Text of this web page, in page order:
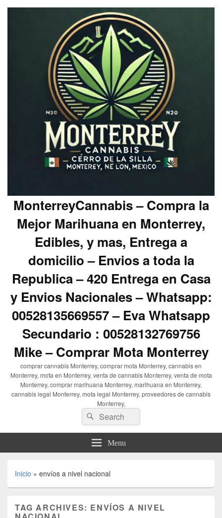
MonterreyCannabis – Compra la
Mejor Marihuana en Monterrey,
Edibles, y mas, Entrega a
domicilio – Envios a toda la
Republica – 420 Entrega en Casa
y Envios Nacionales – Whatsapp:
00528135669557 – Eva Whatsapp
Secundario : 00528132769756
Mike – Comprar Mota Monterrey
comprar cannabis Monterrey, comprar mota Monterrey, cannabis en
Monterrey, mota en Monterrey, venta de cannabis Monterrey, venta de mota
Monterrey, comprar marihuana Monterrey, marihuana en Monterrey,
cannabis legal Monterrey, mota legal Monterrey, proveedores de cannabis
Monterrey,
Search
for:
Search
Menu
Inicio » envíos a nivel nacional
TAG ARCHIVES: ENVÍOS A NIVEL